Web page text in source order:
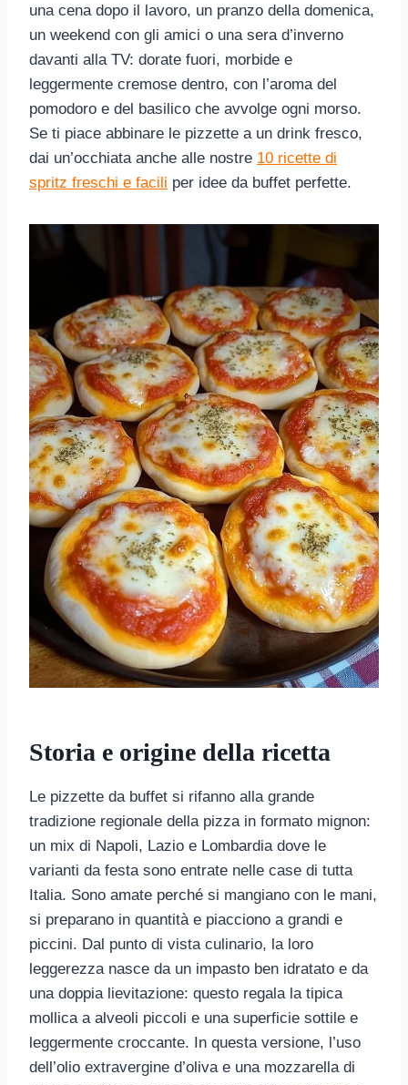
una cena dopo il lavoro, un pranzo della domenica,
un weekend con gli amici o una sera d’inverno
davanti alla TV: dorate fuori, morbide e
leggermente cremose dentro, con l’aroma del
pomodoro e del basilico che avvolge ogni morso.
Se ti piace abbinare le pizzette a un drink fresco,
dai un’occhiata anche alle nostre 10 ricette di
spritz freschi e facili per idee da buffet perfette.
Storia e origine della ricetta
Le pizzette da buffet si rifanno alla grande
tradizione regionale della pizza in formato mignon:
un mix di Napoli, Lazio e Lombardia dove le
varianti da festa sono entrate nelle case di tutta
Italia. Sono amate perché si mangiano con le mani,
si preparano in quantità e piacciono a grandi e
piccini. Dal punto di vista culinario, la loro
leggerezza nasce da un impasto ben idratato e da
una doppia lievitazione: questo regala la tipica
mollica a alveoli piccoli e una superficie sottile e
leggermente croccante. In questa versione, l’uso
dell’olio extravergine d’oliva e una mozzarella di